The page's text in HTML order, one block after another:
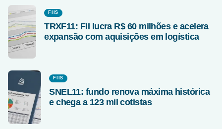
FIIS
TRXF11: FII lucra R$ 60 milhões e acelera
expansão com aquisições em logística
FIIS
SNEL11: fundo renova máxima histórica
e chega a 123 mil cotistas